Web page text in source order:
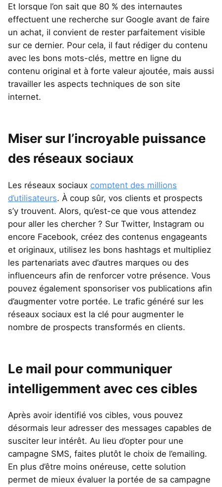
Et lorsque l’on sait que 80 % des internautes
effectuent une recherche sur Google avant de faire
un achat, il convient de rester parfaitement visible
sur ce dernier. Pour cela, il faut rédiger du contenu
avec les bons mots-clés, mettre en ligne du
contenu original et à forte valeur ajoutée, mais aussi
travailler les aspects techniques de son site
internet.
Miser sur l’incroyable puissance
des réseaux sociaux
Les réseaux sociaux comptent des millions
d’utilisateurs. À coup sûr, vos clients et prospects
s’y trouvent. Alors, qu’est-ce que vous attendez
pour aller les chercher ? Sur Twitter, Instagram ou
encore Facebook, créez des contenus engageants
et originaux, utilisez les bons hashtags et multipliez
les partenariats avec d’autres marques ou des
influenceurs afin de renforcer votre présence. Vous
pouvez également sponsoriser vos publications afin
d’augmenter votre portée. Le trafic généré sur les
réseaux sociaux est la clé pour augmenter le
nombre de prospects transformés en clients.
Le mail pour communiquer
intelligemment avec ces cibles
Après avoir identifié vos cibles, vous pouvez
désormais leur adresser des messages capables de
susciter leur intérêt. Au lieu d’opter pour une
campagne SMS, faites plutôt le choix de l’emailing.
En plus d’être moins onéreuse, cette solution
permet de mieux évaluer la portée de sa campagne